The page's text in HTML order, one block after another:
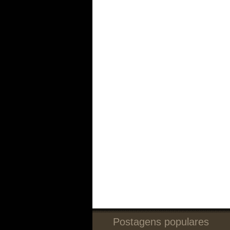
Postagens populares